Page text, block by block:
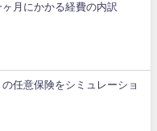
月にかかる経費の内訳
任意保険をシミュレーショ